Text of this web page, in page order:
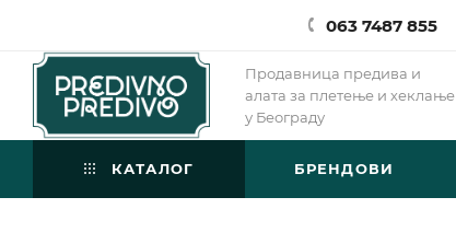
063 7487 855
Продавница предива и
алата за плетење и хеклање
у Београду
КАТАЛОГ БРЕНДОВИ